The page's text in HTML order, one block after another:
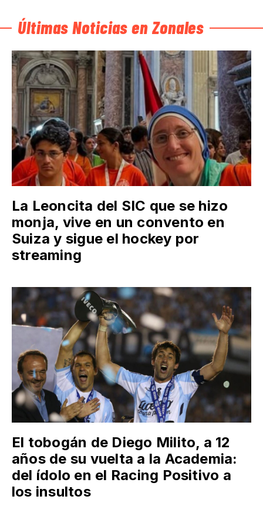
Últimas Noticias en Zonales
La Leoncita del SIC que se hizo
monja, vive en un convento en
Suiza y sigue el hockey por
streaming
El tobogán de Diego Milito, a 12
años de su vuelta a la Academia:
del ídolo en el Racing Positivo a
los insultos